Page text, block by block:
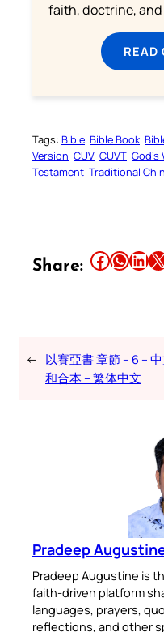
faith, doctrine, and
READ
Tags: Bible Bible Book
Version CUV CUVT God’s
Testament Traditional
Share: Share this article on Facebook Share this article on WhatsApp Share this article on LinkedIn Share this article on X
← 以賽亞書 章節 – 6 –
和合本 – 繁体中文
Pradeep
Pradeep Augustine is
faith-driven platform
languages, prayers,
reflections, and other